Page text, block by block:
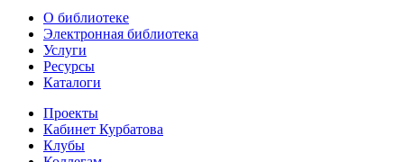
О библиотеке
Электронная библиотека
Услуги
Ресурсы
Каталоги
Проекты
Кабинет Курбатова
Клубы